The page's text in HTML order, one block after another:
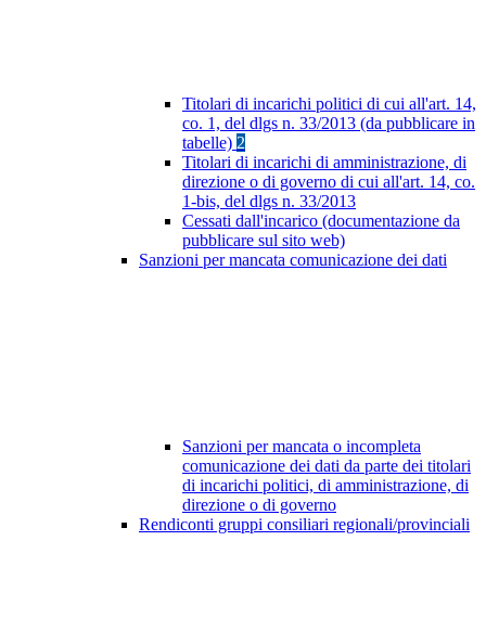
Titolari di incarichi politici di cui all'art. 14,
co. 1, del dlgs n. 33/2013 (da pubblicare in
tabelle) 2
Titolari di incarichi di amministrazione, di
direzione o di governo di cui all'art. 14, co.
1-bis, del dlgs n. 33/2013
Cessati dall'incarico (documentazione da
pubblicare sul sito web)
Sanzioni per mancata comunicazione dei dati
Sanzioni per mancata o incompleta
comunicazione dei dati da parte dei titolari
di incarichi politici, di amministrazione, di
direzione o di governo
Rendiconti gruppi consiliari regionali/provinciali